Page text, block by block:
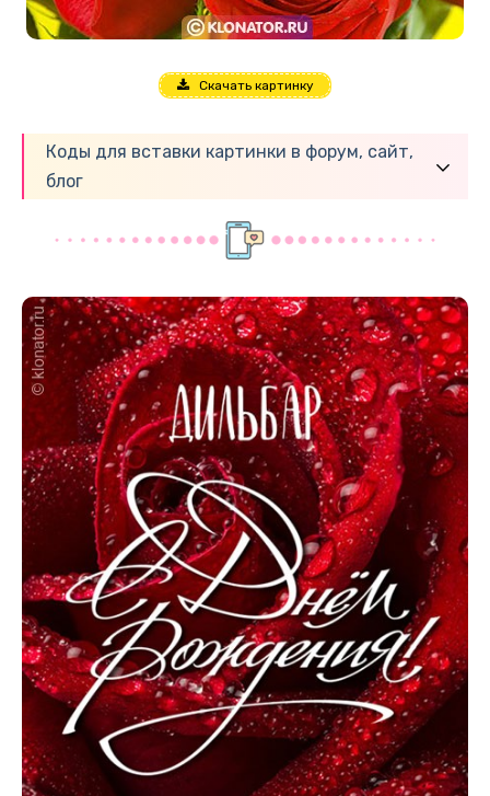
Скачать картинку
Коды для вставки картинки в форум, сайт,
блог